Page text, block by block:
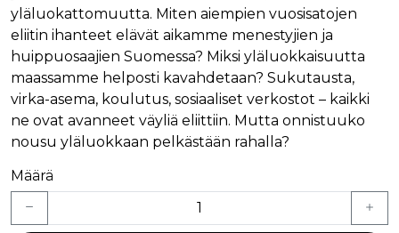
yläluokattomuutta. Miten aiempien vuosisatojen
eliitin ihanteet elävät aikamme menestyjien ja
huippuosaajien Suomessa? Miksi yläluokkaisuutta
maassamme helposti kavahdetaan? Sukutausta,
virka-asema, koulutus, sosiaaliset verkostot – kaikki
ne ovat avanneet väyliä eliittiin. Mutta onnistuuko
nousu yläluokkaan pelkästään rahalla?
Määrä